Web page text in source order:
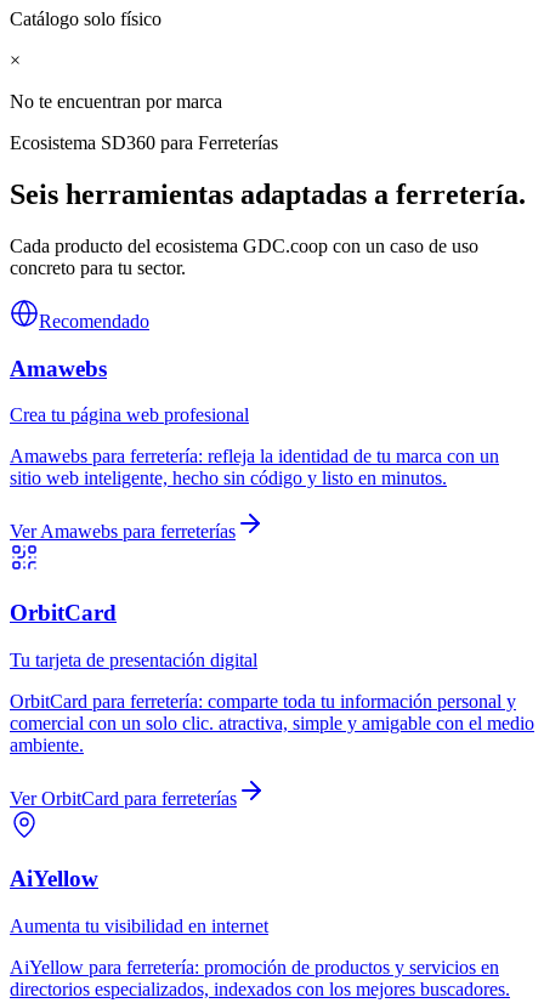
Catálogo solo físico
×
No te encuentran por marca
Ecosistema SD360 para Ferreterías
Seis herramientas adaptadas a ferretería.
Cada producto del ecosistema GDC.coop con un caso de uso
concreto para tu sector.
Recomendado
Amawebs
Crea tu página web profesional
Amawebs para ferretería: refleja la identidad de tu marca con un
sitio web inteligente, hecho sin código y listo en minutos.
VerAmawebs para ferreterías
OrbitCard
Tu tarjeta de presentación digital
OrbitCard para ferretería: comparte toda tu información personal y
comercial con un solo clic. atractiva, simple y amigable con el medio
ambiente.
VerOrbitCard para ferreterías
AiYellow
Aumenta tu visibilidad en internet
AiYellow para ferretería: promoción de productos y servicios en
directorios especializados, indexados con los mejores buscadores.